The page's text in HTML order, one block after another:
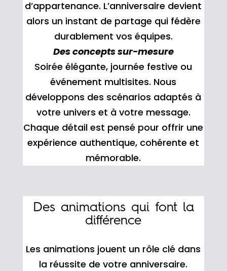
d’appartenance. L’anniversaire devient
alors un instant de partage qui fédère
durablement vos équipes.
Des concepts sur-mesure
Soirée élégante, journée festive ou
événement multisites. Nous
développons des scénarios adaptés à
votre univers et à votre message.
Chaque détail est pensé pour offrir une
expérience authentique, cohérente et
mémorable.
Des animations qui font la
différence
Les animations jouent un rôle clé dans
la réussite de votre anniversaire.